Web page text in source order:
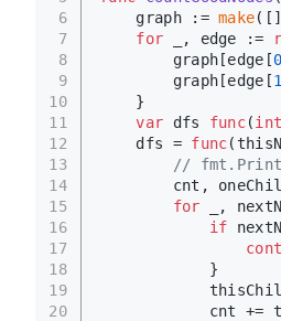
6
7
8
9
10
11
12
13
14
15
16
17
18
19
20
    graph :=
make
for _, edge :=
        graph[edge[
0
        graph[edge[
1
    }
var dfs func(int
    dfs =
func
//
cnt,
for _,
if
            }
cnt +=